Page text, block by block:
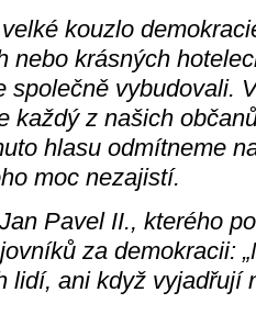
kouzlo
nebo krásných
společně vybudovali.
každý z našich
hlasu odmítneme
moc nezajistí.
Pavel II., kterého
za demokracii:
lidí, ani když vyjadřují